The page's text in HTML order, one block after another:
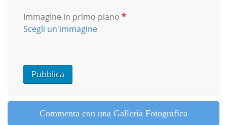
Immagine in primo piano *
Scegli un'immagine
Commenta con una Galleria Fotografica